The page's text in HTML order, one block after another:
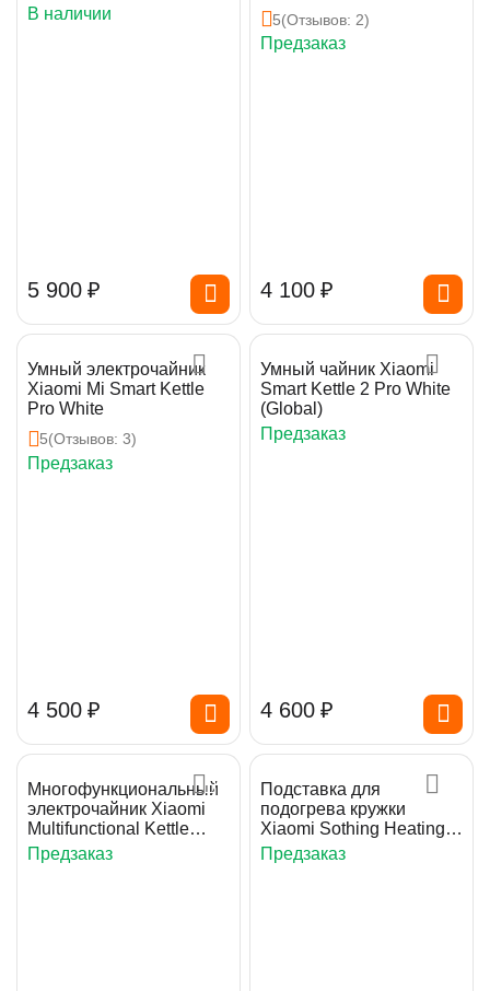
В наличии
5 900 ₽
5(Отзывов: 2)
Предзаказ
4 100 ₽
Умный электрочайник
Xiaomi Mi Smart Kettle
Pro White
5(Отзывов: 3)
Предзаказ
4 500 ₽
Умный чайник Xiaomi
Smart Kettle 2 Pro White
(Global)
Предзаказ
4 600 ₽
Многофункциональный
электрочайник Xiaomi
Multifunctional Kettle
White
Предзаказ
Подставка для
подогрева кружки
Xiaomi Sothing Heating
Coaster
Предзаказ